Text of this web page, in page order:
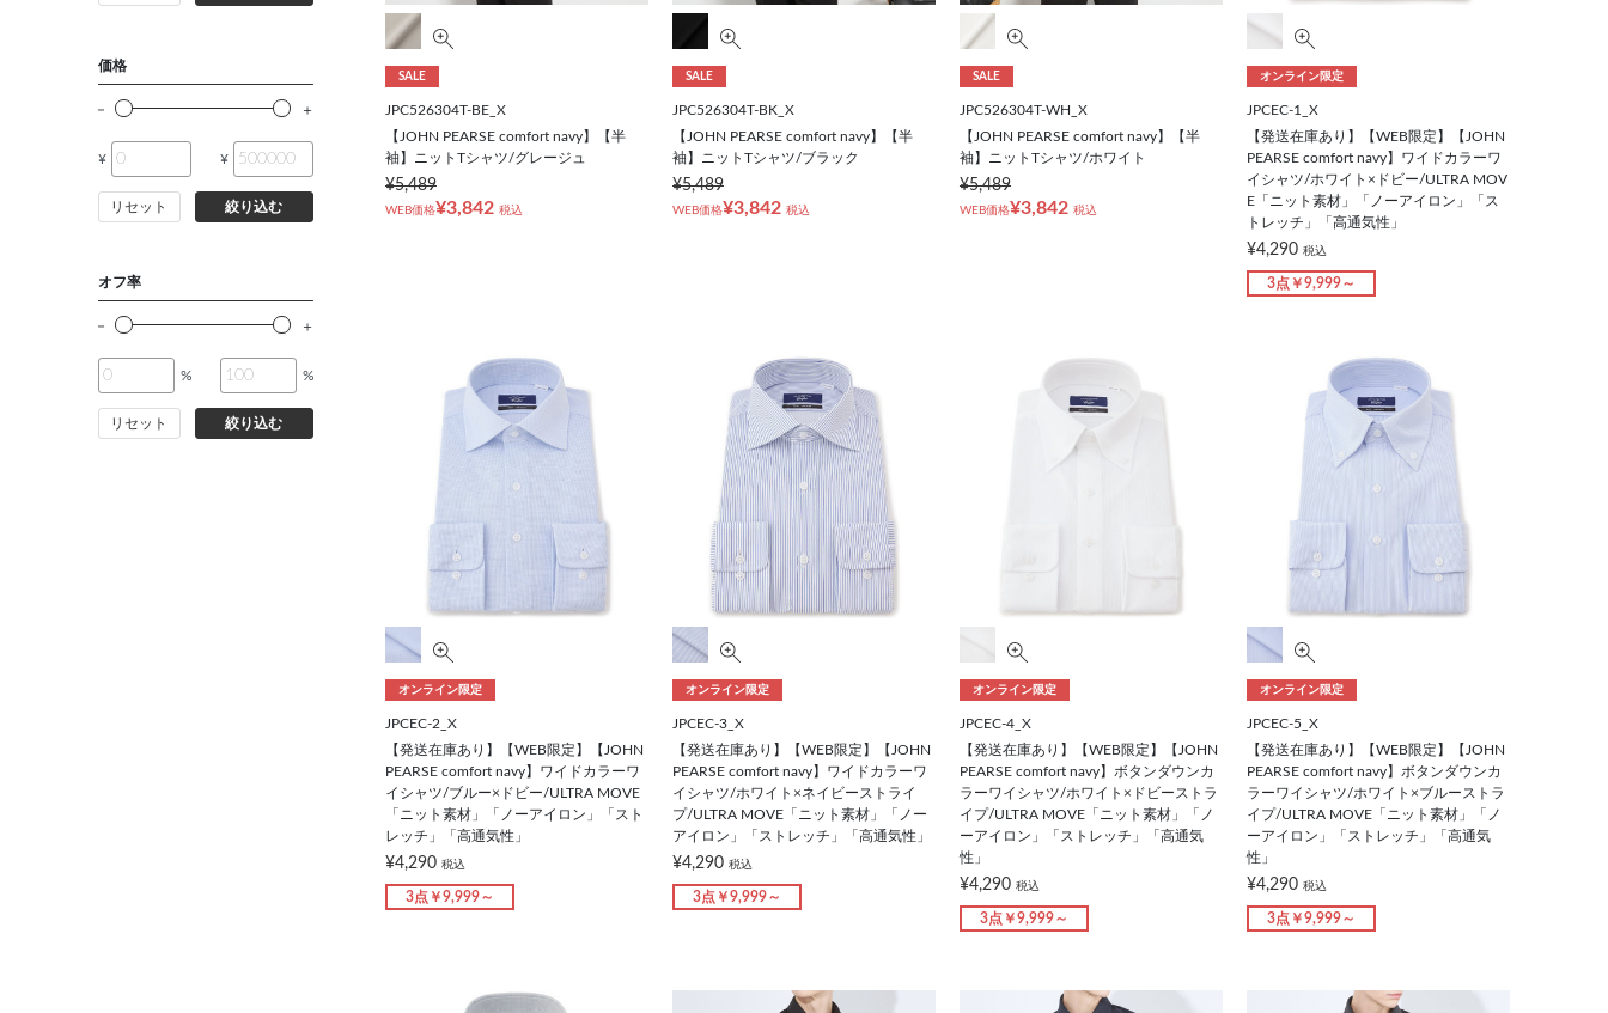
シューズ
アンダーウェア
オーダースーツ
価格
¥ ¥
リセット 絞り込む
オフ率
% %
リセット 絞り込む
SALE
JPC526304T-BE_X
【JOHN PEARSE comfort navy】【半
袖】ニットTシャツ/グレージュ
¥5,489
WEB価格¥3,842 税込
SALE
JPC526304T-BK_X
【JOHN PEARSE comfort navy】【半
袖】ニットTシャツ/ブラック
¥5,489
WEB価格¥3,842 税込
SALE
JPC526304T-WH_X
【JOHN PEARSE comfort navy】【半
袖】ニットTシャツ/ホワイト
¥5,489
WEB価格¥3,842 税込
オンライン限定
JPCEC-1_X
【発送在庫あり】【WEB限定】【JOHN
PEARSE comfort navy】ワイドカラーワ
イシャツ/ホワイト×ドビー/ULTRA MOV
E「ニット素材」「ノーアイロン」「ス
トレッチ」「高通気性」
¥4,290 税込
3点￥9,999～
オンライン限定
JPCEC-2_X
【発送在庫あり】【WEB限定】【JOHN
PEARSE comfort navy】ワイドカラーワ
イシャツ/ブルー×ドビー/ULTRA MOVE
「ニット素材」「ノーアイロン」「スト
レッチ」「高通気性」
¥4,290 税込
3点￥9,999～
オンライン限定
JPCEC-3_X
【発送在庫あり】【WEB限定】【JOHN
PEARSE comfort navy】ワイドカラーワ
イシャツ/ホワイト×ネイビーストライ
プ/ULTRA MOVE「ニット素材」「ノー
アイロン」「ストレッチ」「高通気性」
¥4,290 税込
3点￥9,999～
オンライン限定
JPCEC-4_X
【発送在庫あり】【WEB限定】【JOHN
PEARSE comfort navy】ボタンダウンカ
ラーワイシャツ/ホワイト×ドビーストラ
イプ/ULTRA MOVE「ニット素材」「ノ
ーアイロン」「ストレッチ」「高通気
性」
¥4,290 税込
3点￥9,999～
オンライン限定
JPCEC-5_X
【発送在庫あり】【WEB限定】【JOHN
PEARSE comfort navy】ボタンダウンカ
ラーワイシャツ/ホワイト×ブルーストラ
イプ/ULTRA MOVE「ニット素材」「ノ
ーアイロン」「ストレッチ」「高通気
性」
¥4,290 税込
3点￥9,999～